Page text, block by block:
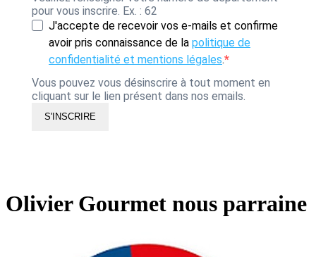
pour vous inscrire. Ex. : 62
J'accepte de recevoir vos e-mails et confirme
avoir pris connaissance de la politique de
confidentialité et mentions légales.
Vous pouvez vous désinscrire à tout moment en
cliquant sur le lien présent dans nos emails.
S'INSCRIRE
Olivier Gourmet nous parraine